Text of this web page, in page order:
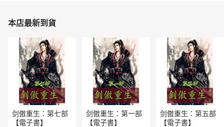
本店最新到貨
剑傲重生：第七部
【電子書】
剑傲重生：第一部
【電子書】
剑傲重生：第五部
【電子書】